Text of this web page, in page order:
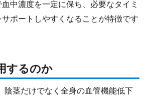
中濃度を一定に保ち、必要なタイミ
ポートしやすくなることが特徴です
するのか
陰茎だけでなく全身の血管機能低下